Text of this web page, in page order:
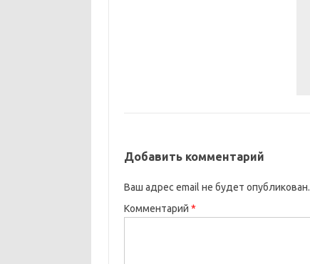
Добавить комментарий
Ваш адрес email не будет опубликован.
Комментарий *